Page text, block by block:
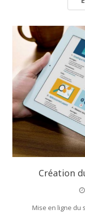
Création
Mise en ligne du